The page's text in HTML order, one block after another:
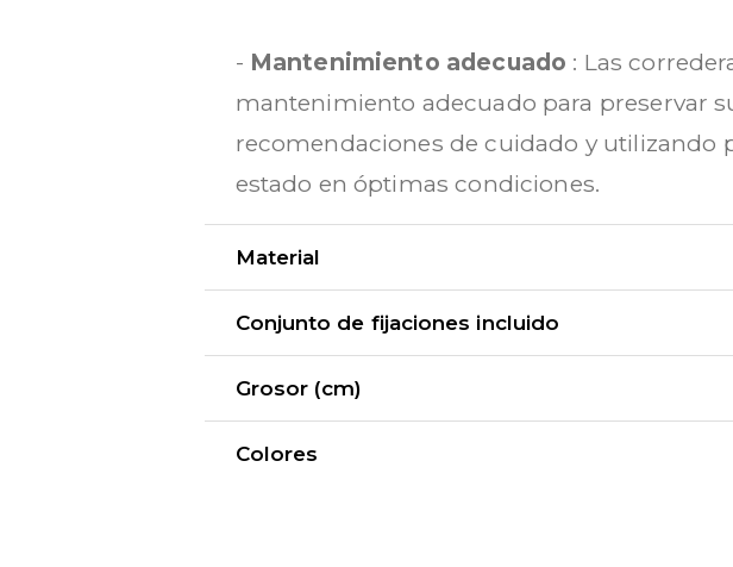
- Mantenimiento adecuado : Las
mantenimiento adecuado para preservar
recomendaciones de cuidado y utilizando
estado en óptimas condiciones.
Material
Conjunto de fijaciones incluido
Grosor (cm)
Colores